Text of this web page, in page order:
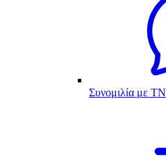
Συνομιλία με ΤΝ